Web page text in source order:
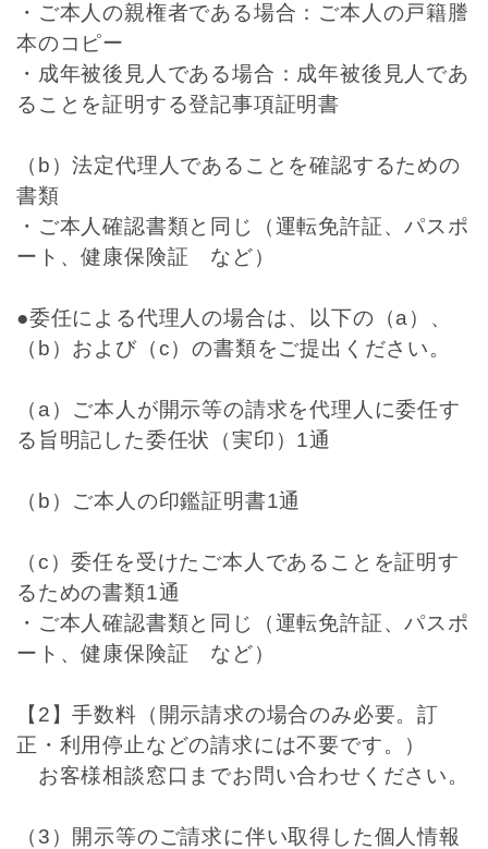
・ご本人の親権者である場合：ご本人の戸籍謄
本のコピー
・成年被後見人である場合：成年被後見人であ
ることを証明する登記事項証明書
（b）法定代理人であることを確認するための
書類
・ご本人確認書類と同じ（運転免許証、パスポ
ート、健康保険証 など）
●委任による代理人の場合は、以下の（a）、
（b）および（c）の書類をご提出ください。
（a）ご本人が開示等の請求を代理人に委任す
る旨明記した委任状（実印）1通
（b）ご本人の印鑑証明書1通
（c）委任を受けたご本人であることを証明す
るための書類1通
・ご本人確認書類と同じ（運転免許証、パスポ
ート、健康保険証 など）
【2】手数料（開示請求の場合のみ必要。訂
正・利用停止などの請求には不要です。）
お客様相談窓口までお問い合わせください。
（3）開示等のご請求に伴い取得した個人情報